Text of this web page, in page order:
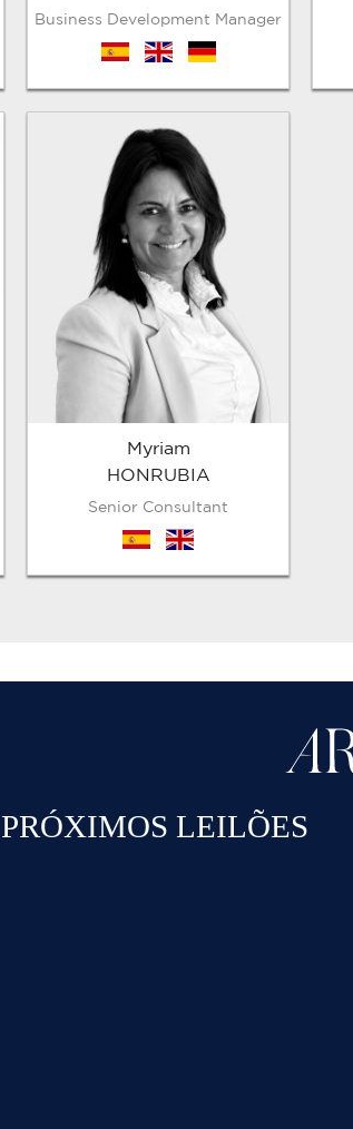
Business Development Manager
es en de
Myriam
HONRUBIA
Senior Consultant
es en
PRÓXIMOS LEILÕES